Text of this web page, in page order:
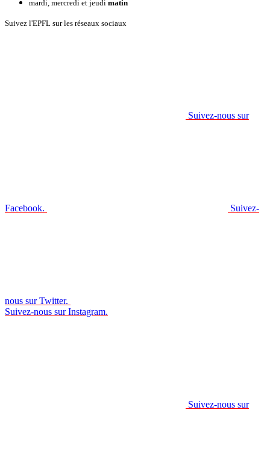
mardi, mercredi et jeudi matin
Suivez l'EPFL sur les réseaux sociaux
Suivez-nous sur
Facebook. Suivez-
nous sur Twitter.
Suivez-nous sur Instagram.
Suivez-nous sur